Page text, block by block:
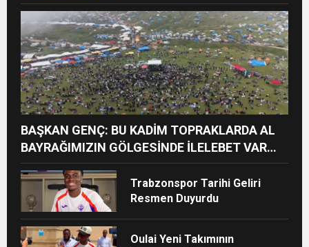
BAŞKAN GENÇ: BU KADİM TOPRAKLARDA AL
BAYRAĞIMIZIN GÖLGESİNDE İLELEBET VAR
OLACAĞI
Trabzonspor Tarihi Geliri
Resmen Duyurdu
Oulai Yeni Takımının